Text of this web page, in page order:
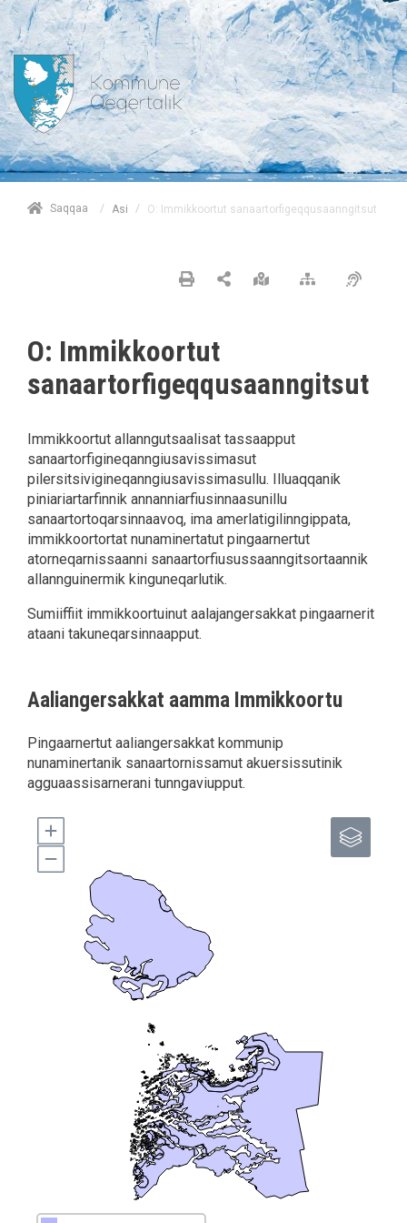
Saqqaa / Asi / O: Immikkoortut sanaartorfigeqqusaanngitsut
O: Immikkoortut
sanaartorfigeqqusaanngitsut
Immikkoortut allanngutsaalisat tassaapput
sanaartorfigineqanngiusavissimasut
pilersitsivigineqanngiusavissimasullu. Illuaqqanik
piniariartarfinnik annanniarfiusinnaasunillu
sanaartortoqarsinnaavoq, ima amerlatigilinngippata,
immikkoortortat nunaminertatut pingaarnertut
atorneqarnissaanni sanaartorfiusussaanngitsortaannik
allannguinermik kinguneqarlutik.
Sumiiffiit immikkoortuinut aalajangersakkat pingaarnerit
ataani takuneqarsinnaapput.
Aaliangersakkat aamma Immikkoortu
Pingaarnertut aaliangersakkat kommunip
nunaminertanik sanaartornissamut akuersissutinik
agguaassisarnerani tunngaviupput.